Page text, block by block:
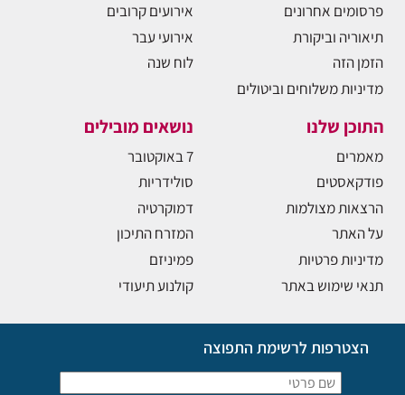
פרסומים אחרונים
תיאוריה וביקורת
הזמן הזה
מדיניות משלוחים וביטולים
אירועים קרובים
אירועי עבר
לוח שנה
התוכן שלנו
מאמרים
פודקאסטים
הרצאות מצולמות
על האתר
מדיניות פרטיות
תנאי שימוש באתר
נושאים מובילים
7 באוקטובר
סולידריות
דמוקרטיה
המזרח התיכון
פמיניזם
קולנוע תיעודי
הצטרפות לרשימת התפוצה